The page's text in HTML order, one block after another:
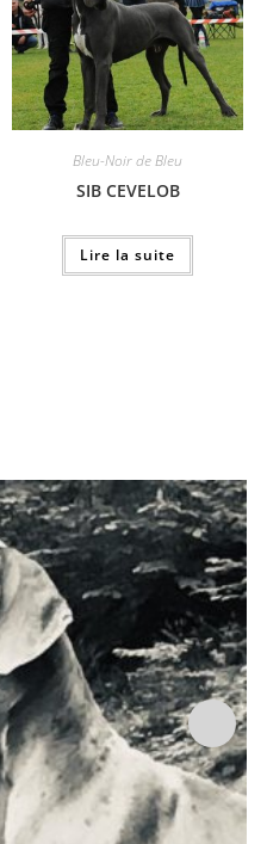
Bleu-Noir de Bleu
SIB CEVELOB
Lire la suite